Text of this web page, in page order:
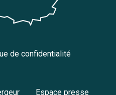
de confidentialité
Espace presse